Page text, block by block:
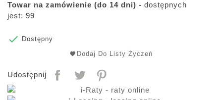
Towar na zamówienie (do 14 dni) - dostępnych
jest: 99

Dostępny
Dodaj Do Listy Życzeń
Udostępnij